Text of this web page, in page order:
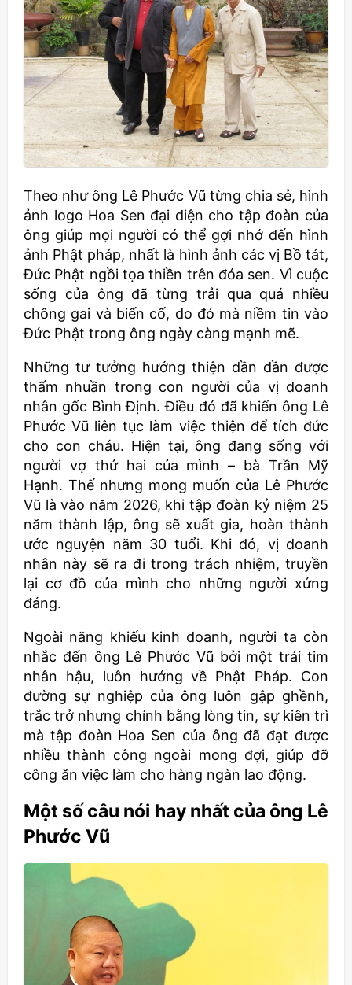
Theo như ông Lê Phước Vũ từng chia sẻ, hình
ảnh logo Hoa Sen đại diện cho tập đoàn của
ông giúp mọi người có thể gợi nhớ đến hình
ảnh Phật pháp, nhất là hình ảnh các vị Bồ tát,
Đức Phật ngồi tọa thiền trên đóa sen. Vì cuộc
sống của ông đã từng trải qua quá nhiều
chông gai và biến cố, do đó mà niềm tin vào
Đức Phật trong ông ngày càng mạnh mẽ.
Những tư tưởng hướng thiện dần dần được
thấm nhuần trong con người của vị doanh
nhân gốc Bình Định. Điều đó đã khiến ông Lê
Phước Vũ liên tục làm việc thiện để tích đức
cho con cháu. Hiện tại, ông đang sống với
người vợ thứ hai của mình – bà Trần Mỹ
Hạnh. Thế nhưng mong muốn của Lê Phước
Vũ là vào năm 2026, khi tập đoàn kỷ niệm 25
năm thành lập, ông sẽ xuất gia, hoàn thành
ước nguyện năm 30 tuổi. Khi đó, vị doanh
nhân này sẽ ra đi trong trách nhiệm, truyền
lại cơ đồ của mình cho những người xứng
đáng.
Ngoài năng khiếu kinh doanh, người ta còn
nhắc đến ông Lê Phước Vũ bởi một trái tim
nhân hậu, luôn hướng về Phật Pháp. Con
đường sự nghiệp của ông luôn gập ghềnh,
trắc trở nhưng chính bằng lòng tin, sự kiên trì
mà tập đoàn Hoa Sen của ông đã đạt được
nhiều thành công ngoài mong đợi, giúp đỡ
công ăn việc làm cho hàng ngàn lao động.
Một số câu nói hay nhất của ông Lê
Phước Vũ